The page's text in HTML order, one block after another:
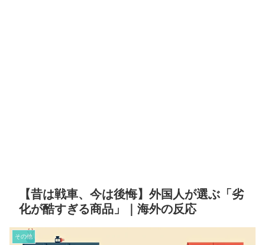
【昔は戦車、今は後悔】外国人が選ぶ「劣
化が酷すぎる商品」｜海外の反応
その他